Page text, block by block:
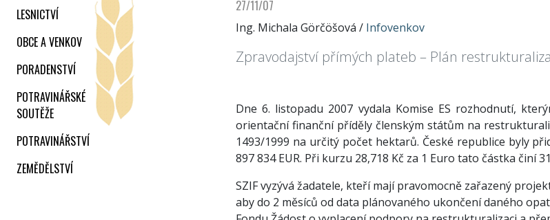
LESNICTVÍ
OBCE A VENKOV
PORADENSTVÍ
POTRAVINÁŘSKÉ
SOUTĚŽE
POTRAVINÁŘSTVÍ
ZEMĚDĚLSTVÍ
27/11/07
Ing. Michala Görčöšová / Infovenkov
Zpravodajství přímých plateb – Plán
Dne 6. listopadu 2007 vydala Komise ES rozhodnutí,
orientační finanční příděly členským státům na
1493/1999 na určitý počet hektarů. České republice byly
897 834 EUR. Při kurzu 28,718 Kč za 1 Euro tato částka činí
SZIF vyzývá žadatele, kteří mají pravomocně zařazený
aby do 2 měsíců od data plánovaného ukončení daného